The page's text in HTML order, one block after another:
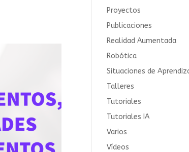
Proyectos
Publicaciones
Realidad Aumentada
Robótica
Situaciones de
Talleres
Tutoriales
Tutoriales IA
Varios
Vídeos